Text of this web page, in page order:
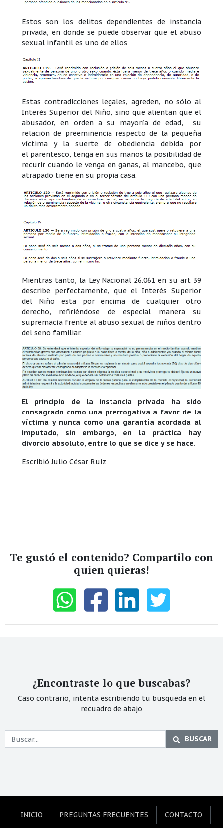
Estos son los delitos dependientes de instancia
privada, en donde se puede observar que el abuso
sexual infantil es uno de ellos
Estas contradicciones legales, agreden, no sólo al
Interés Superior del Niño, sino que alientan que el
abusador, en orden a su mayoría de edad, su
relación de preeminencia respecto de la pequeña
víctima y la suerte de obediencia debida por
el parentesco, tenga en sus manos la posibilidad de
recurir cuando le venga en ganas, al mancebo, que
atrapado tiene en su propia casa.
Mientras tanto, la Ley Nacional 26.061 en su art 39
describe perfectamente, que el Interés Superior
del Niño esta por encima de cualquier otro
derecho, refiriéndose de especial manera su
supremacía frente al abuso sexual de niños dentro
del seno familiar.
El principio de la instancia privada ha sido
consagrado como una prerrogativa a favor de la
víctima y nunca como una garantía acordada al
imputado, sin embargo, en la práctica hay
divorcio absoluto, entre lo que se dice y se hace.
Escribió Julio César Ruiz
Te gustó el contenido? Compartilo con
quien quieras!
¿Encontraste lo que buscabas?
Caso contrario, intenta escribiendo tu busqueda en el
recuadro de abajo
BUSCAR
INICIO PREGUNTAS FRECUENTES CONTACTO